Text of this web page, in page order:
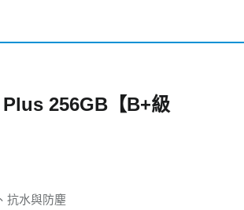
Plus 256GB【B+級
抗水與防塵